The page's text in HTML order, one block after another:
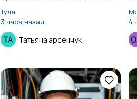
для мужчин
Тула
3 часа назад
Татьяна арсенчук
4